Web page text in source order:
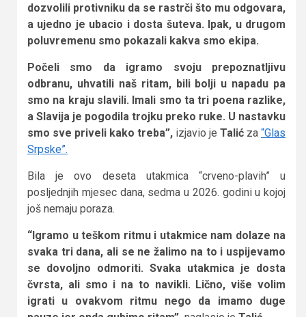
dozvolili protivniku da se rastrči što mu odgovara,
a ujedno je ubacio i dosta šuteva. Ipak, u drugom
poluvremenu smo pokazali kakva smo ekipa.
Počeli smo da igramo svoju prepoznatljivu
odbranu, uhvatili naš ritam, bili bolji u napadu pa
smo na kraju slavili. Imali smo ta tri poena razlike,
a Slavija je pogodila trojku preko ruke. U nastavku
smo sve priveli kako treba”, izjavio je Talić za “Glas
Srpske”.
Bila je ovo deseta utakmica “crveno-plavih” u
posljednjih mjesec dana, sedma u 2026. godini u kojoj
još nemaju poraza.
“Igramo u teškom ritmu i utakmice nam dolaze na
svaka tri dana, ali se ne žalimo na to i uspijevamo
se dovoljno odmoriti. Svaka utakmica je dosta
čvrsta, ali smo i na to navikli. Lično, više volim
igrati u ovakvom ritmu nego da imamo duge